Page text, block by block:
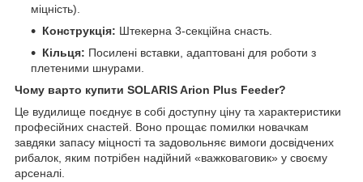
міцність).
Конструкція: Штекерна 3-секційна снасть.
Кільця: Посилені вставки, адаптовані для роботи з
плетеними шнурами.
Чому варто купити SOLARIS Arion Plus Feeder?
Це вудилище поєднує в собі доступну ціну та характеристики
професійних снастей. Воно прощає помилки новачкам
завдяки запасу міцності та задовольняє вимоги досвідчених
рибалок, яким потрібен надійний «важковаговик» у своєму
арсеналі.